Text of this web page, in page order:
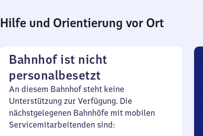
Hilfe und Orientierung vor Ort
Bahnhof ist nicht
personalbesetzt
An diesem Bahnhof steht keine
Unterstützung zur Verfügung. Die
nächstgelegenen Bahnhöfe mit mobilen
Servicemitarbeitenden sind: